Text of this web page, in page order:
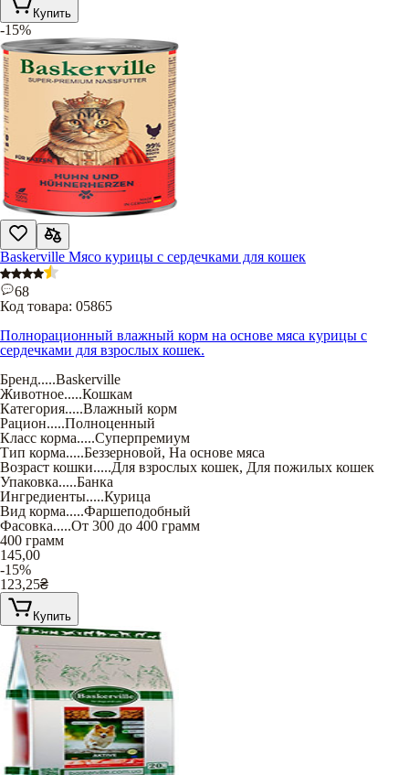
Купить
-15%
Baskerville Мясо курицы с сердечками для кошек
68
Код товара: 05865
Полнорационный влажный корм на основе мяса курицы с
сердечками для взрослых кошек.
Бренд.....Baskerville
Животное.....Кошкам
Категория.....Влажный корм
Рацион.....Полноценный
Класс корма.....Суперпремиум
Тип корма.....Беззерновой, На основе мяса
Возраст кошки.....Для взрослых кошек, Для пожилых кошек
Упаковка.....Банка
Ингредиенты.....Курица
Вид корма.....Фаршеподобный
Фасовка.....От 300 до 400 грамм
400 грамм
145,00
-15%
123,25₴
Купить